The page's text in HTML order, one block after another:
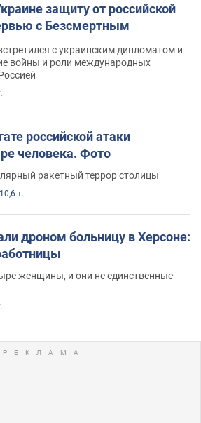
защиту от российской
с Безсмертным
с украинским дипломатом и
войны и роли международных
российской атаки
человека. Фото
ракетный террор столицы
10,6 т.
дроном больницу в Херсоне:
женщины, и они не единственные